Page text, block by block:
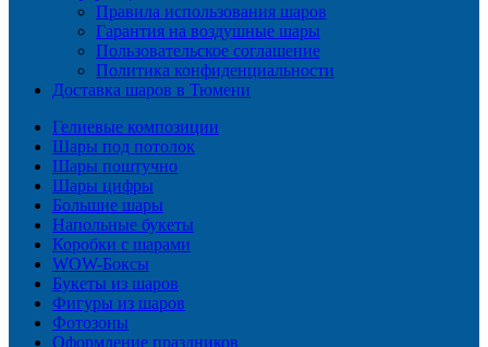
Правила использования шаров
Гарантия на воздушные шары
Пользовательское соглашение
Политика конфиденциальности
Доставка шаров в Тюмени
Гелиевые композиции
Шары под потолок
Шары поштучно
Шары цифры
Большие шары
Напольные букеты
Коробки с шарами
WOW-Боксы
Букеты из шаров
Фигуры из шаров
Фотозоны
Оформление праздников